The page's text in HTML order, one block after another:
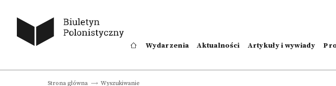
Wydarzenia Aktualności Artykuły i wywiady
Strona główna Wyszukiwanie